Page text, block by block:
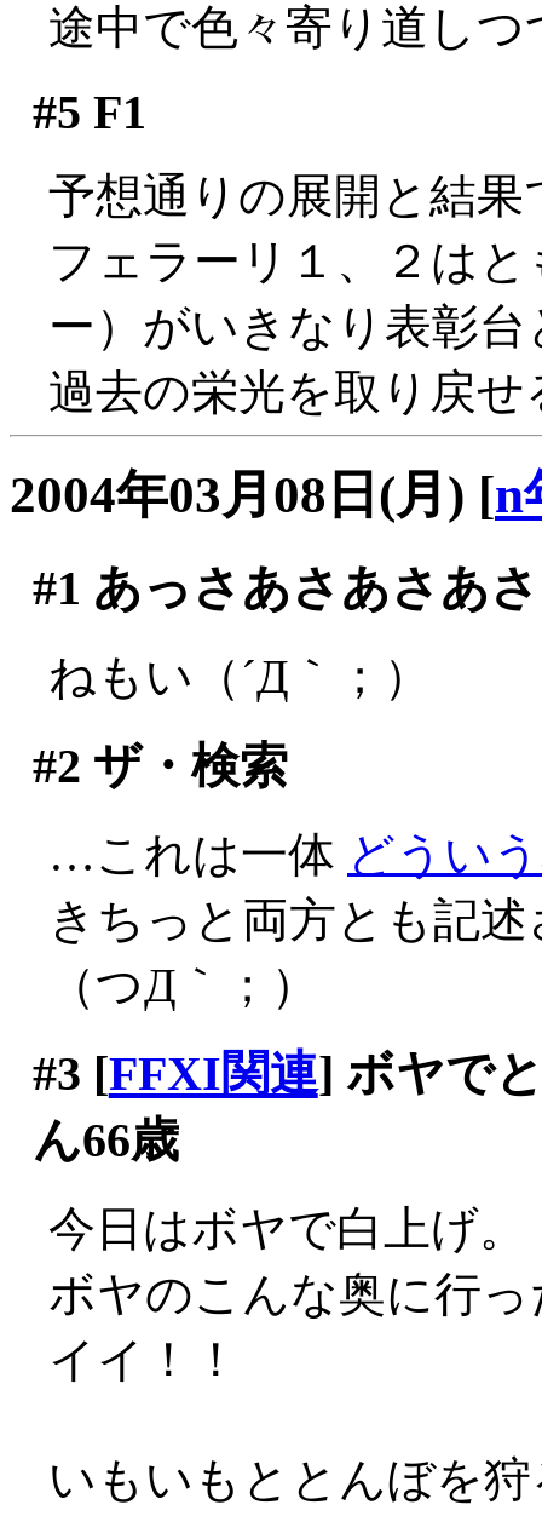
途中で色々寄り道しつ
#5 F1
予想通りの展開と結果
フェラーリ１、２は
ー）がいきなり表彰
過去の栄光を取り戻
2004年03月08日(月) [n
#1 あっさあさあさあ
ねもい（´Д｀；）
#2 ザ・検索
…これは一体 どうい
きちっと両方とも記
（つД｀；）
#3 [FFXI関連] ボヤで
ん66歳
今日はボヤで白上げ。
ボヤのこんな奥に行
イイ！！
いもいもととんぼを